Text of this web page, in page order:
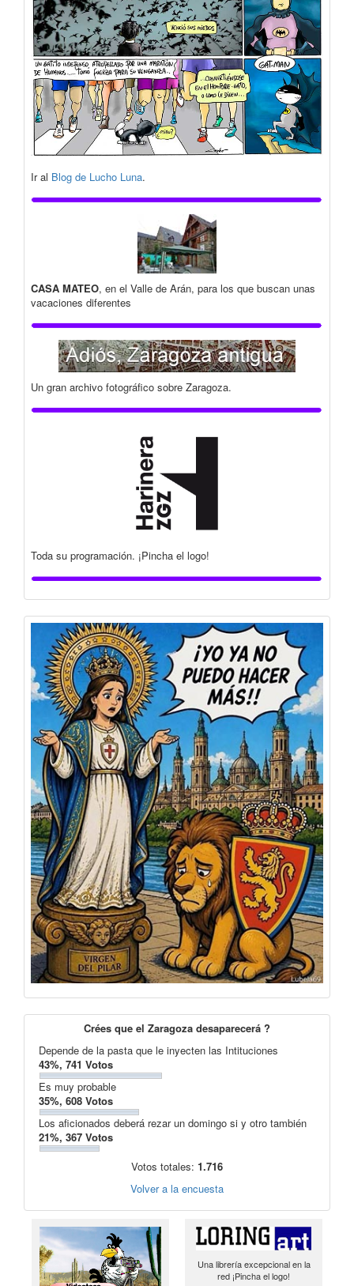
Ir al Blog de Lucho Luna.
CASA MATEO, en el Valle de Arán, para los que buscan unas
vacaciones diferentes
Un gran archivo fotográfico sobre Zaragoza.
Toda su programación. ¡Pincha el logo!
Crées que el Zaragoza desaparecerá ?
Depende de la pasta que le inyecten las Intituciones
43%, 741 Votos
Es muy probable
35%, 608 Votos
Los aficionados deberá rezar un domingo si y otro también
21%, 367 Votos
Votos totales: 1.716
Volver a la encuesta
Una librería excepcional en la
red ¡Pincha el logo!